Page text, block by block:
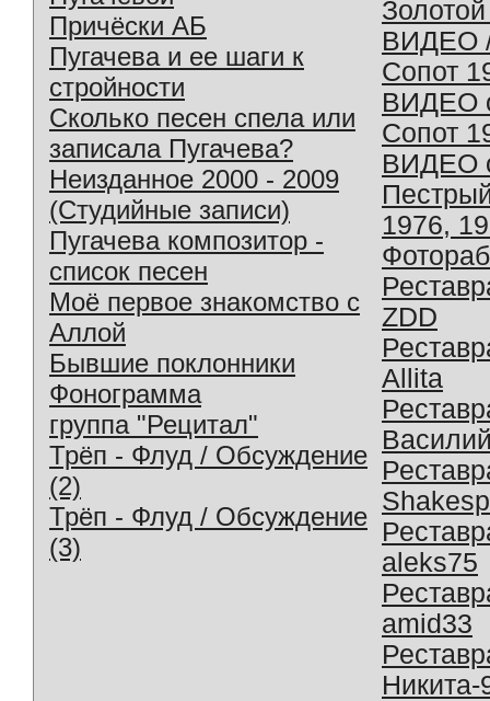
Причёски АБ
Пугачева и ее шаги к
стройности
Сколько песен спела или
записала Пугачева?
Неизданное 2000 - 2009
(Студийные записи)
Пугачева композитор -
список песен
Моё первое знакомство с
Аллой
Бывшие поклонники
Фонограмма
группа "Рецитал"
Трёп - Флуд / Обсуждение
(2)
Трёп - Флуд / Обсуждение
(3)
ВИДЕО
Сопот
ВИДЕО
Сопот
ВИДЕО
1976,
ZDD
Allita
aleks75
amid33
Никита-